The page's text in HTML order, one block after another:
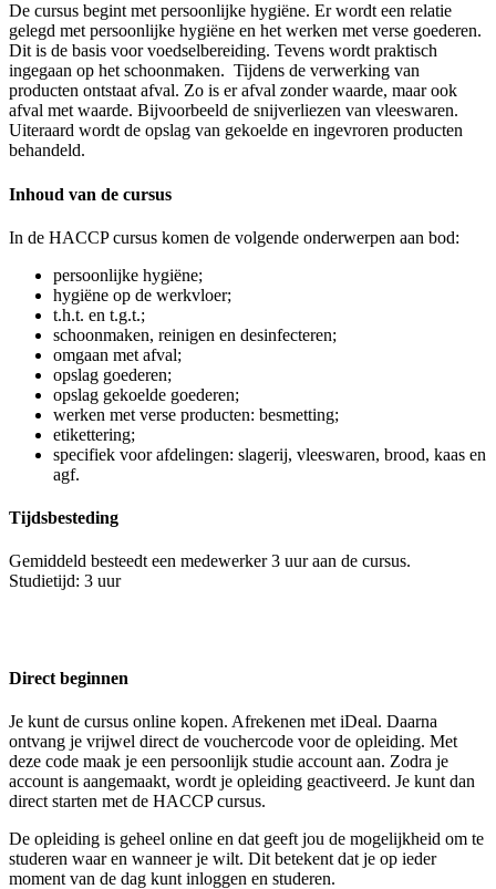
De cursus begint met persoonlijke hygiëne. Er wordt een relatie
gelegd met persoonlijke hygiëne en het werken met verse goederen.
Dit is de basis voor voedselbereiding. Tevens wordt praktisch
ingegaan op het schoonmaken. Tijdens de verwerking van
producten ontstaat afval. Zo is er afval zonder waarde, maar ook
afval met waarde. Bijvoorbeeld de snijverliezen van vleeswaren.
Uiteraard wordt de opslag van gekoelde en ingevroren producten
behandeld.
Inhoud van de cursus
In de HACCP cursus komen de volgende onderwerpen aan bod:
persoonlijke hygiëne;
hygiëne op de werkvloer;
t.h.t. en t.g.t.;
schoonmaken, reinigen en desinfecteren;
omgaan met afval;
opslag goederen;
opslag gekoelde goederen;
werken met verse producten: besmetting;
etikettering;
specifiek voor afdelingen: slagerij, vleeswaren, brood, kaas en
agf.
Tijdsbesteding
Gemiddeld besteedt een medewerker 3 uur aan de cursus.
Studietijd: 3 uur
Direct beginnen
Je kunt de cursus online kopen. Afrekenen met iDeal. Daarna
ontvang je vrijwel direct de vouchercode voor de opleiding. Met
deze code maak je een persoonlijk studie account aan. Zodra je
account is aangemaakt, wordt je opleiding geactiveerd. Je kunt dan
direct starten met de HACCP cursus.
De opleiding is geheel online en dat geeft jou de mogelijkheid om te
studeren waar en wanneer je wilt. Dit betekent dat je op ieder
moment van de dag kunt inloggen en studeren.